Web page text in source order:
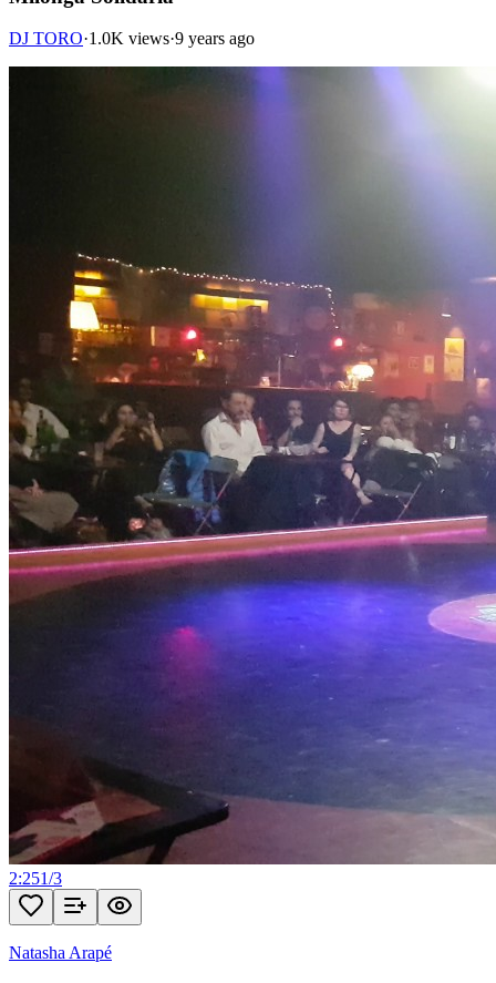
DJ TORO·1.0K views·9 years ago
2:251/3
Natasha Arapé